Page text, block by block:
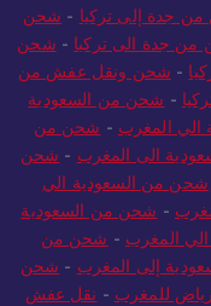
جدة إلى تركيا - شحن
جدة الى تركيا - شحن
- شحن ونقل عفش من
- شحن من السعودية
المغرب - شحن من
الى المغرب - شحن
شحن من السعودية الي
- شحن من السعودية
المغرب - شحن من
إلى المغرب - شحن
للمغرب - نقل عفش